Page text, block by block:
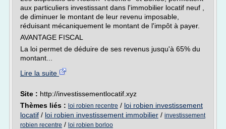
aux particuliers investissant dans l'immobilier locatif neuf ,
de diminuer le montant de leur revenu imposable,
réduisant mécaniquement le montant de l'impôt à payer.
AVANTAGE FISCAL
La loi permet de déduire de ses revenus jusqu'à 65% du
montant...
Lire la suite
Site : http://investissementlocatif.xyz
Thèmes liés : loi robien recentre / loi robien investissement
locatif / loi robien investissement immobilier / investissement
robien recentre / loi robien borloo